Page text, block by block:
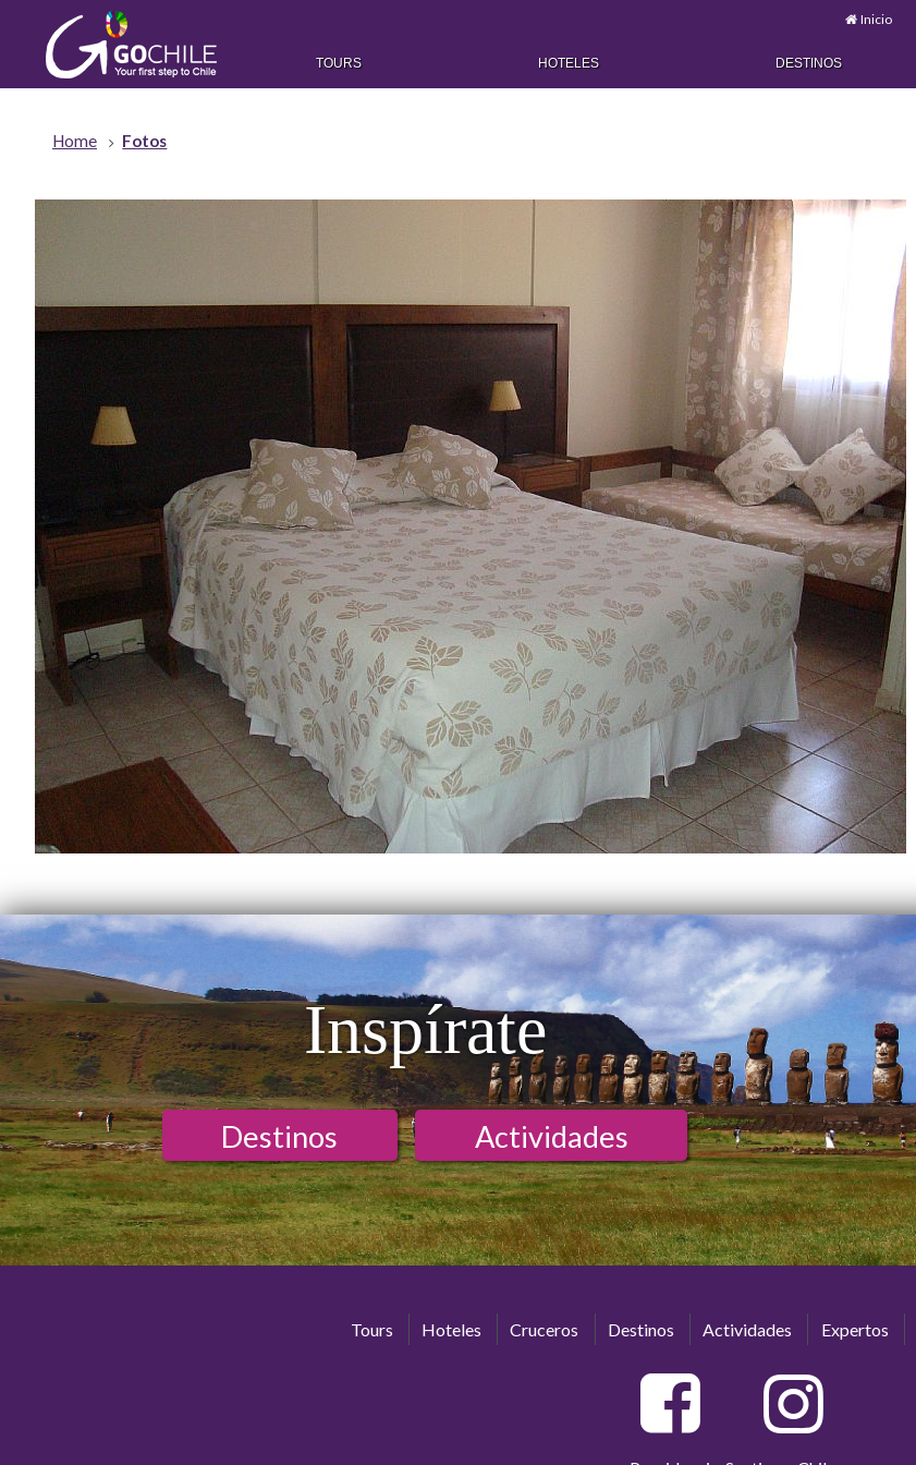
Inicio
TOURS HOTELES DESTINOS
Home Fotos
Inspírate
Destinos Actividades
Tours Hoteles Cruceros Destinos Actividades Expertos